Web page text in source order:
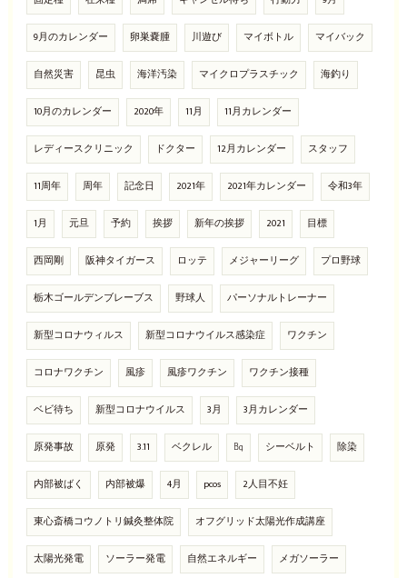
9月のカレンダー 卵巣嚢腫 川遊び マイボトル マイバック
自然災害 昆虫 海洋汚染 マイクロプラスチック 海釣り
10月のカレンダー 2020年 11月 11月カレンダー
レディースクリニック ドクター 12月カレンダー スタッフ
11周年 周年 記念日 2021年 2021年カレンダー 令和3年
1月 元旦 予約 挨拶 新年の挨拶 2021 目標
西岡剛 阪神タイガース ロッテ メジャーリーグ プロ野球
栃木ゴールデンブレーブス 野球人 パーソナルトレーナー
新型コロナウィルス 新型コロナウイルス感染症 ワクチン
コロナワクチン 風疹 風疹ワクチン ワクチン接種
ベビ待ち 新型コロナウイルス 3月 3月カレンダー
原発事故 原発 3.11 ベクレル ㏃ シーベルト 除染
内部被ばく 内部被爆 4月 pcos 2人目不妊
東心斎橋コウノトリ鍼灸整体院 オフグリッド太陽光作成講座
太陽光発電 ソーラー発電 自然エネルギー メガソーラー